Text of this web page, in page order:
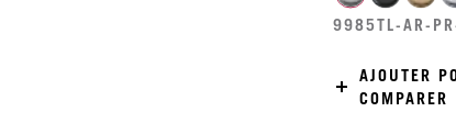
9985TL-AR-
AJOUTER
COMPARER